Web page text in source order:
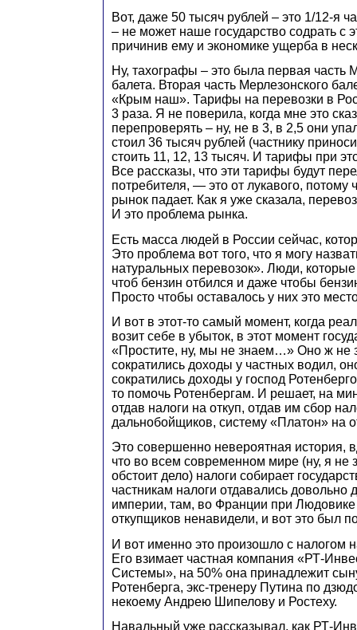
Вот, даже 50 тысяч рублей – это 1/12-я
– не может наше государство содрать с
причинив ему и экономике ущерба в
Ну, тахографы – это была первая часть
балета. Вторая часть Мерлезонского
«Крым наш». Тарифы на перевозки в
3 раза. Я не поверила, когда мне это
перепроверять – ну, не в 3, в 2,5 они
стоил 36 тысяч рублей (частнику
стоить 11, 12, 13 тысяч. И тарифы при
Все рассказы, что эти тарифы будут
потребителя, — это от лукавого, потому
рынок падает. Как я уже сказала,
И это проблема рынка.
Есть масса людей в России сейчас,
Это проблема вот того, что я могу
натуральных перевозок». Люди, которые
чтоб бензин отбился и даже чтобы
Просто чтобы оставалось у них это
И вот в этот-то самый момент, когда
возит себе в убыток, в этот момент
«Простите, ну, мы не знаем…» Оно ж не
сократились доходы у частных водил,
сократились доходы у господ
то помочь Ротенбергам. И решает, на
отдав налоги на откуп, отдав им сбор
дальнобойщиков, систему «Платон» на
Это совершенно невероятная история,
что во всем современном мире (ну, я не
обстоит дело) налоги собирает
частникам налоги отдавались довольно
империи, там, во Франции при Людовике
откупщиков ненавидели, и вот это был
И вот именно это произошло с налогом
Его взимает частная компания «РТ-
Системы», на 50% она принадлежит
Ротенберга, экс-тренеру Путина по
некоему Андрею Шипелову и Ростеху.
Навальный уже рассказывал, как РТ-